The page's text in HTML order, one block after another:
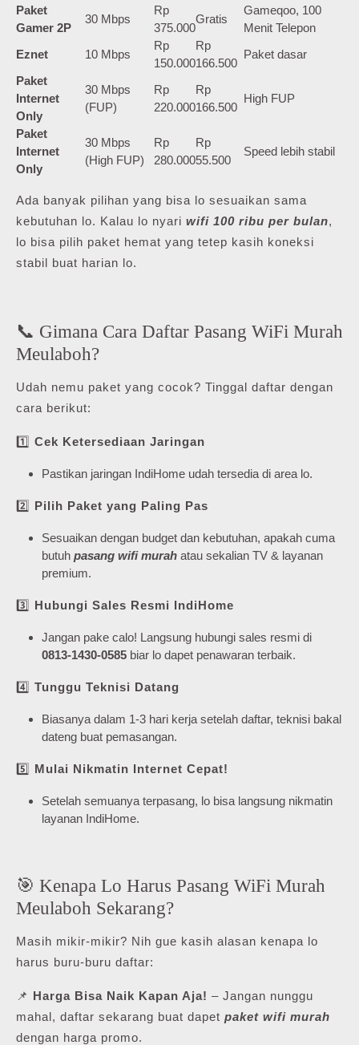
Paket
Gamer 2P
30 Mbps
Rp
375.000
Gratis
Gameqoo, 100
Menit Telepon
Eznet
10 Mbps
Rp
150.000
Rp
166.500
Paket dasar
Paket
Internet
Only
30 Mbps
(FUP)
Rp
220.000
Rp
166.500
High FUP
Paket
Internet
Only
30 Mbps
(High FUP)
Rp
280.000
Rp
55.500
Speed lebih stabil
Ada banyak pilihan yang bisa lo sesuaikan sama
kebutuhan lo. Kalau lo nyari wifi 100 ribu per bulan,
lo bisa pilih paket hemat yang tetep kasih koneksi
stabil buat harian lo.
📞 Gimana Cara Daftar Pasang WiFi Murah
Meulaboh?
Udah nemu paket yang cocok? Tinggal daftar dengan
cara berikut:
1️⃣ Cek Ketersediaan Jaringan
Pastikan jaringan IndiHome udah tersedia di area lo.
2️⃣ Pilih Paket yang Paling Pas
Sesuaikan dengan budget dan kebutuhan, apakah cuma
butuh pasang wifi murah atau sekalian TV & layanan
premium.
3️⃣ Hubungi Sales Resmi IndiHome
Jangan pake calo! Langsung hubungi sales resmi di
0813-1430-0585 biar lo dapet penawaran terbaik.
4️⃣ Tunggu Teknisi Datang
Biasanya dalam 1-3 hari kerja setelah daftar, teknisi bakal
dateng buat pemasangan.
5️⃣ Mulai Nikmatin Internet Cepat!
Setelah semuanya terpasang, lo bisa langsung nikmatin
layanan IndiHome.
🎯 Kenapa Lo Harus Pasang WiFi Murah
Meulaboh Sekarang?
Masih mikir-mikir? Nih gue kasih alasan kenapa lo
harus buru-buru daftar:
📌 Harga Bisa Naik Kapan Aja! – Jangan nunggu
mahal, daftar sekarang buat dapet paket wifi murah
dengan harga promo.